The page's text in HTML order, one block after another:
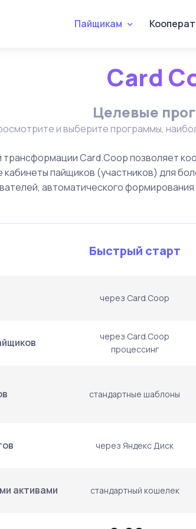
Пайщикам
Card
Целевые
и выберите программы,
Card.Coop позволяет
кабинеты пайщиков (участников) для
автоматического
Быстрый старт
через Card.Coop
через Card.Coop
процессинг
стандартные шаблоны
через Яндекс Диск
активами стандартный кошелек